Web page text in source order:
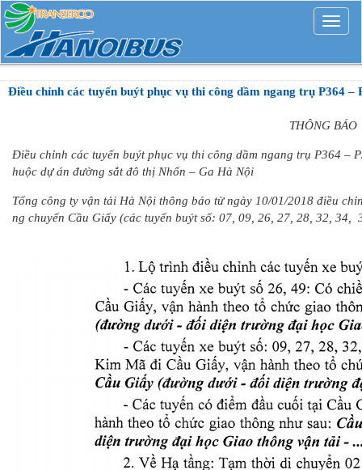
Mở
rộng
Điều chỉnh các tuyến buýt phục vụ thi công dầm ngang trụ P364
THÔNG BÁO
Điều chỉnh các tuyến buýt phục vụ thi công dầm ngang trụ P364 –
huộc dự án đường sắt đô thị Nhổn – Ga Hà Nội
Tổng công ty vận tải Hà Nội thông báo từ ngày 10/01/2018 điều
ng chuyển Cầu Giấy (các tuyến buýt số: 07, 09, 26, 27, 28, 32, 34,